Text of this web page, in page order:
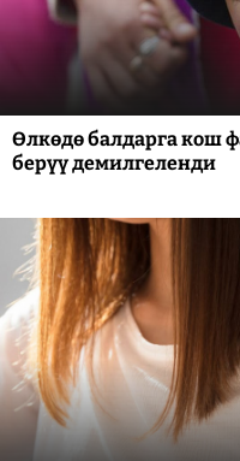
Өлкөдө балдарга кош
берүү демилгеленди